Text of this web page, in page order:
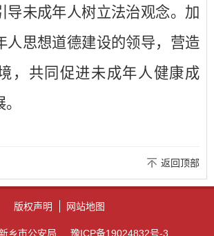
导未成年人树立法治观念。加
人思想道德建设的领导，营造
，共同促进未成年人健康成
返回顶部
版权声明 网站地图
乡市公安局 豫ICP备19024832号-3